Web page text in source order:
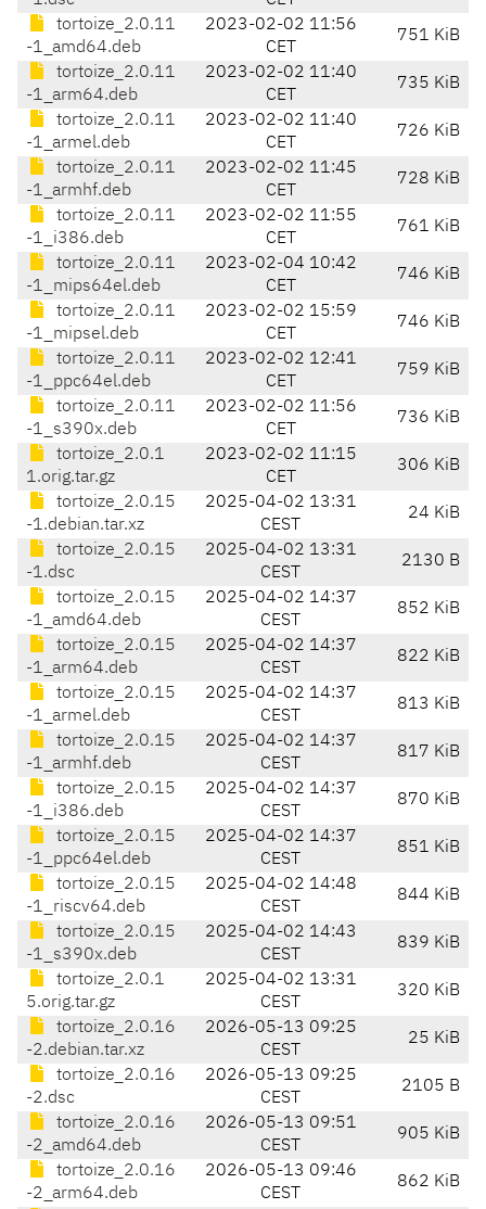
tortoize_2.0.11
-1_amd64.deb
2023-02-02 11:56
CET
751 KiB
tortoize_2.0.11
-1_arm64.deb
2023-02-02 11:40
CET
735 KiB
tortoize_2.0.11
-1_armel.deb
2023-02-02 11:40
CET
726 KiB
tortoize_2.0.11
-1_armhf.deb
2023-02-02 11:45
CET
728 KiB
tortoize_2.0.11
-1_i386.deb
2023-02-02 11:55
CET
761 KiB
tortoize_2.0.11
-1_mips64el.deb
2023-02-04 10:42
CET
746 KiB
tortoize_2.0.11
-1_mipsel.deb
2023-02-02 15:59
CET
746 KiB
tortoize_2.0.11
-1_ppc64el.deb
2023-02-02 12:41
CET
759 KiB
tortoize_2.0.11
-1_s390x.deb
2023-02-02 11:56
CET
736 KiB
tortoize_2.0.1
1.orig.tar.gz
2023-02-02 11:15
CET
306 KiB
tortoize_2.0.15
-1.debian.tar.xz
2025-04-02 13:31
CEST
24 KiB
tortoize_2.0.15
-1.dsc
2025-04-02 13:31
CEST
2130 B
tortoize_2.0.15
-1_amd64.deb
2025-04-02 14:37
CEST
852 KiB
tortoize_2.0.15
-1_arm64.deb
2025-04-02 14:37
CEST
822 KiB
tortoize_2.0.15
-1_armel.deb
2025-04-02 14:37
CEST
813 KiB
tortoize_2.0.15
-1_armhf.deb
2025-04-02 14:37
CEST
817 KiB
tortoize_2.0.15
-1_i386.deb
2025-04-02 14:37
CEST
870 KiB
tortoize_2.0.15
-1_ppc64el.deb
2025-04-02 14:37
CEST
851 KiB
tortoize_2.0.15
-1_riscv64.deb
2025-04-02 14:48
CEST
844 KiB
tortoize_2.0.15
-1_s390x.deb
2025-04-02 14:43
CEST
839 KiB
tortoize_2.0.1
5.orig.tar.gz
2025-04-02 13:31
CEST
320 KiB
tortoize_2.0.16
-2.debian.tar.xz
2026-05-13 09:25
CEST
25 KiB
tortoize_2.0.16
-2.dsc
2026-05-13 09:25
CEST
2105 B
tortoize_2.0.16
-2_amd64.deb
2026-05-13 09:51
CEST
905 KiB
tortoize_2.0.16
-2_arm64.deb
2026-05-13 09:46
CEST
862 KiB